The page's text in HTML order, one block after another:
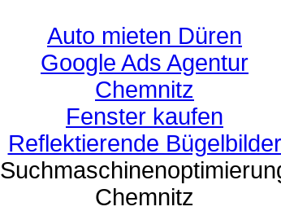
Auto mieten Düren
Google Ads Agentur
Chemnitz
Fenster kaufen
Reflektierende Bügelbilder
Chemnitz